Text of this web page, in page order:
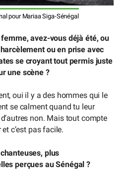
pour Mariaa Siga-Sénégal
avez-vous déjà été, ou
ou en prise avec
se croyant tout permis juste
une scène ?
oui il y a des hommes qui le
se calment quand tu leur
non. Mais tout compte
c’est pas facile.
plus
perçues au Sénégal ?